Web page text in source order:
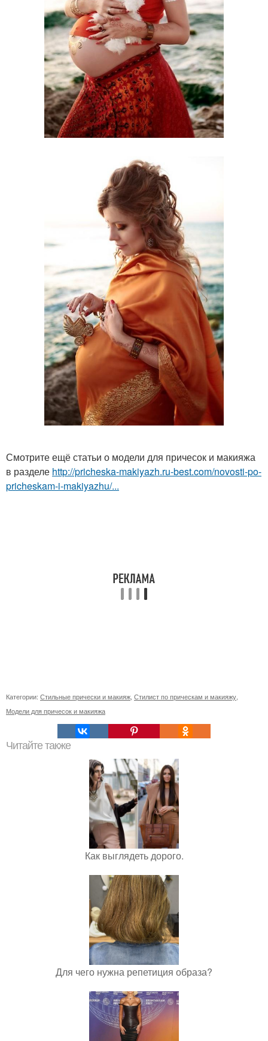
Смотрите ещё статьи о модели для причесок и макияжа
в разделе http://pricheska-makiyazh.ru-best.com/novosti-po-
pricheskam-i-makiyazhu/...
Категории: Стильные прически и макияж, Стилист по прическам и макияжу,
Модели для причесок и макияжа
Читайте также
Как выглядеть дорого.
Для чего нужна репетиция образа?